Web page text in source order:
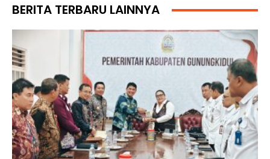
BERITA TERBARU LAINNYA